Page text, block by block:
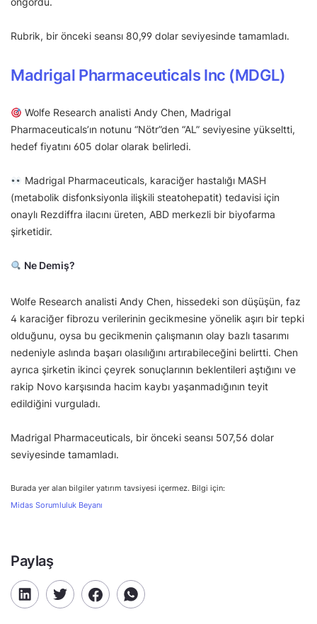
Rubrik, bir önceki seansı 80,99 dolar seviyesinde tamamladı.
Madrigal Pharmaceuticals Inc (MDGL)
Wolfe Research analisti Andy Chen, Madrigal
Pharmaceuticals’ın notunu “Nötr”den “AL” seviyesine yükseltti,
hedef fiyatını 605 dolar olarak belirledi.
Madrigal Pharmaceuticals, karaciğer hastalığı MASH
(metabolik disfonksiyonla ilişkili steatohepatit) tedavisi için
onaylı Rezdiffra ilacını üreten, ABD merkezli bir biyofarma
şirketidir.
Ne Demiş?
Wolfe Research analisti Andy Chen, hissedeki son düşüşün, faz
4 karaciğer fibrozu verilerinin gecikmesine yönelik aşırı bir tepki
olduğunu, oysa bu gecikmenin çalışmanın olay bazlı tasarımı
nedeniyle aslında başarı olasılığını artırabileceğini belirtti. Chen
ayrıca şirketin ikinci çeyrek sonuçlarının beklentileri aştığını ve
rakip Novo karşısında hacim kaybı yaşanmadığının teyit
edildiğini vurguladı.
Madrigal Pharmaceuticals, bir önceki seansı 507,56 dolar
seviyesinde tamamladı.
Burada yer alan bilgiler yatırım tavsiyesi içermez. Bilgi için:
Midas Sorumluluk Beyanı
Paylaş